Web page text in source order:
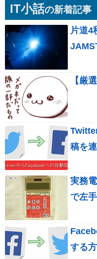
IT小話の新着記事
片道4
【厳
稿を
実務
で左
する